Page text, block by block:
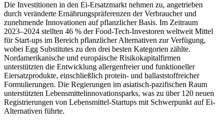
Die Investitionen in den Ei-Ersatzmarkt nehmen zu, angetrieben
durch veränderte Ernährungspräferenzen der Verbraucher und
zunehmende Innovationen auf pflanzlicher Basis. Im Zeitraum
2023–2024 stellten 46 % der Food-Tech-Investoren weltweit Mittel
für Start-ups im Bereich pflanzlicher Alternativen zur Verfügung,
wobei Egg Substitutes zu den drei besten Kategorien zählte.
Nordamerikanische und europäische Risikokapitalfirmen
unterstützten die Entwicklung allergenfreier und funktioneller
Eiersatzprodukte, einschließlich protein- und ballaststoffreicher
Formulierungen. Die Regierungen im asiatisch-pazifischen Raum
unterstützten Lebensmittelinnovationsparks, was zu über 120 neuen
Registrierungen von Lebensmittel-Startups mit Schwerpunkt auf Ei-
Alternativen führte.